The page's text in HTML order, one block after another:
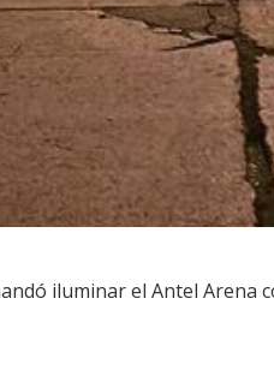
iluminar el Antel Arena